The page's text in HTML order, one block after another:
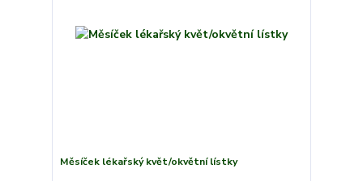
Měsíček lékařský květ/okvětní lístky